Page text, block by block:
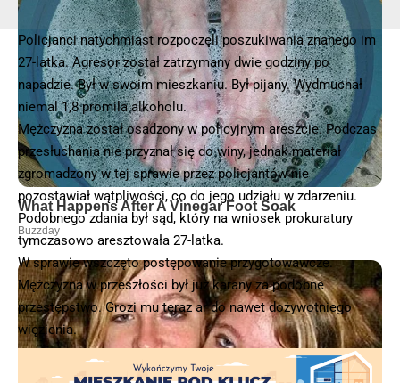
Policjanci natychmiast rozpoczęli poszukiwania znanego im
27-latka. Agresor został zatrzymany dwie godziny po
napadzie. Był w swoim mieszkaniu. Był pijany. Wydmuchał
niemal 1,8 promila alkoholu.
Mężczyzna został osadzony w policyjnym areszcie. Podczas
przesłuchania nie przyznał się do winy, jednak materiał
zgromadzony w tej sprawie przez policjantów nie
pozostawiał wątpliwości, co do jego udziału w zdarzeniu.
Podobnego zdania był sąd, który na wniosek prokuratury
tymczasowo aresztowała 27-latka.
W sprawie wszczęto postępowanie przygotowawcze.
Mężczyzna w przeszłości był już karany za podobne
przestępstwo. Grozi mu teraz ar do nawet dożywotniego
więzienia.